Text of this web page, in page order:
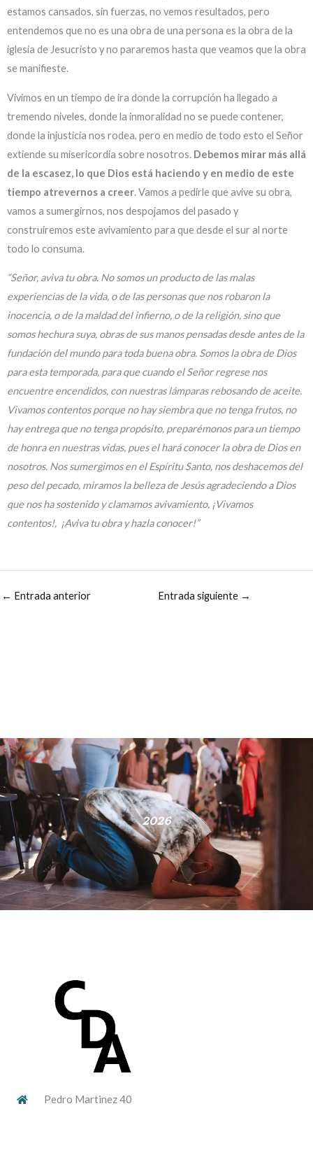
estamos cansados, sin fuerzas, no vemos resultados, pero
entendemos que no es una obra de una persona es la obra de la
iglesia de Jesucristo y no pararemos hasta que veamos que la obra
se manifieste.
Vivimos en un tiempo de ira donde la corrupción ha llegado a
tremendo niveles, donde la inmoralidad no se puede contener,
donde la injusticia nos rodea, pero en medio de todo esto el Señor
extiende su misericordia sobre nosotros. Debemos mirar más allá
de la escasez, lo que Dios está haciendo y en medio de este
tiempo atrevernos a creer. Vamos a pedirle que avive su obra,
vamos a sumergirnos, nos despojamos del pasado y
construiremos este avivamiento para que desde el sur al norte
todo lo consuma.
“Señor, aviva tu obra. No somos un producto de las malas
experiencias de la vida, o de las personas que nos robaron la
inocencia, o de la maldad del infierno, o de la religión, sino que
somos hechura suya, obras de sus manos pensadas desde antes de la
fundación del mundo para toda buena obra. Somos la obra de Dios
para esta temporada, para que cuando el Señor regrese nos
encuentre encendidos, con nuestras lámparas rebosando de aceite.
Vivamos contentos porque no hay siembra que no tenga frutos, no
hay entrega que no tenga propósito, preparémonos para un tiempo
de honra en nuestras vidas, pues el hará conocer la obra de Dios en
nosotros. Nos sumergimos en el Espíritu Santo, nos deshacemos del
peso del pecado, miramos la belleza de Jesús agradeciendo a Dios
que nos ha sostenido y clamamos avivamiento, ¡Vivamos
contentos!, ¡Aviva tu obra y hazla conocer!”
← Entrada anterior Entrada siguiente →
2026
Pedro Martinez 40